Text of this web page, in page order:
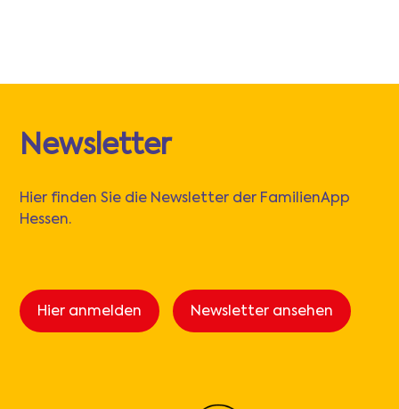
Newsletter
Hier finden Sie die Newsletter der FamilienApp
Hessen.
Hier anmelden Newsletter ansehen